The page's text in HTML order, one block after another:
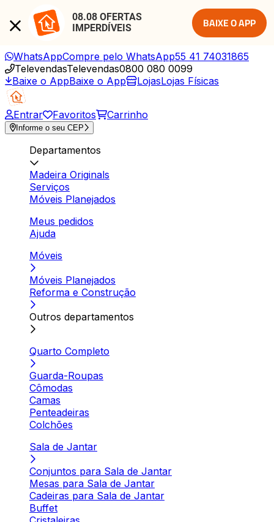
08.08 OFERTAS
IMPERDÍVEIS
BAIXE O APP
WhatsAppCompre pelo WhatsApp55 41 74031865
TelevendasTelevendas0800 080 0099
Baixe o AppBaixe o App LojasLojas Físicas
Entrar Favoritos Carrinho
Informe o seu CEP
Departamentos
Madeira Originals
Serviços
Móveis Planejados
Meus pedidos
Ajuda
Móveis
Móveis Planejados
Reforma e Construção
Outros departamentos
Quarto Completo
Guarda-Roupas
Cômodas
Camas
Penteadeiras
Colchões
Sala de Jantar
Conjuntos para Sala de Jantar
Mesas para Sala de Jantar
Cadeiras para Sala de Jantar
Buffet